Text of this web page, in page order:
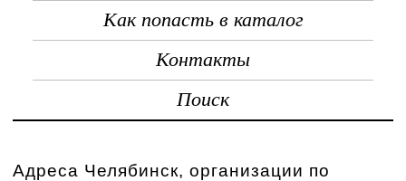
Как попасть в каталог
Контакты
Поиск
Адреса Челябинск, организации по